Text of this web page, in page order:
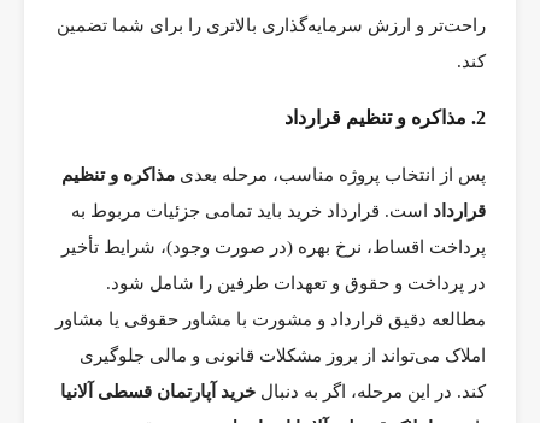
راحت‌تر و ارزش سرمایه‌گذاری بالاتری را برای شما تضمین
کند.
2. مذاکره و تنظیم قرارداد
پس از انتخاب پروژه مناسب، مرحله بعدی مذاکره و تنظیم
قرارداد است. قرارداد خرید باید تمامی جزئیات مربوط به
پرداخت اقساط، نرخ بهره (در صورت وجود)، شرایط تأخیر
در پرداخت و حقوق و تعهدات طرفین را شامل شود.
مطالعه دقیق قرارداد و مشورت با مشاور حقوقی یا مشاور
املاک می‌تواند از بروز مشکلات قانونی و مالی جلوگیری
کند. در این مرحله، اگر به دنبال خرید آپارتمان قسطی آلانیا